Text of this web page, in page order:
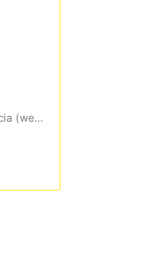
Backrooms. Bez wyjścia (wersja rozszerzona)